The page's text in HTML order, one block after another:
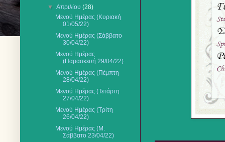
▼Απριλίου(28)
Μενού Ημέρας (Κυριακή
01/05/22)
Μενού Ημέρας (Σάββατο
30/04/22)
Μενού Ημέρας
(Παρασκευή 29/04/22)
Μενού Ημέρας (Πέμπτη
28/04/22)
Μενού Ημέρας (Τετάρτη
27/04/22)
Μενού Ημέρας (Τρίτη
26/04/22)
Μενού Ημέρας (Μ.
Σάββατο 23/04/22)